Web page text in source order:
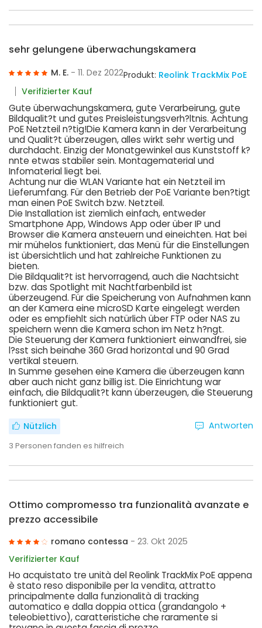
sehr gelungene überwachungskamera
M. E. - 11. Dez 2022Produkt: Reolink TrackMix PoE
Verifizierter Kauf
Gute überwachungskamera, gute Verarbeirung, gute
Bildqualit?t und gutes Preisleistungsverh?ltnis. Achtung
PoE Netzteil n?tig!Die Kamera kann in der Verarbeitung
und Qualit?t überzeugen, alles wirkt sehr wertig und
durchdacht. Einzig der Monatgewinkel aus Kunststoff k?
nnte etwas stabiler sein. Montagematerial und
Infomaterial liegt bei.
Achtung nur die WLAN Variante hat ein Netzteil im
Lieferumfang. Für den Betrieb der PoE Variante ben?tigt
man einen PoE Switch bzw. Netzteil.
Die Installation ist ziemlich einfach, entweder
Smartphone App, Windows App oder über IP und
Browser die Kamera ansteuern und eineichten. Hat bei
mir mühelos funktioniert, das Menü für die Einstellungen
ist übersichtlich und hat zahlreiche Funktionen zu
bieten.
Die Bildqualit?t ist hervorragend, auch die Nachtsicht
bzw. das Spotlight mit Nachtfarbenbild ist
überzeugend. Für die Speicherung von Aufnahmen kann
an der Kamera eine microSD Karte eingelegt werden
oder es empfiehlt sich natürlich über FTP oder NAS zu
speichern wenn die Kamera schon im Netz h?ngt.
Die Steuerung der Kamera funktioniert einwandfrei, sie
l?sst sich beinahe 360 Grad horizontal und 90 Grad
vertikal steuern.
In Summe gesehen eine Kamera die überzeugen kann
aber auch nicht ganz billig ist. Die Einrichtung war
einfach, die Bildqualit?t kann überzeugen, die Steuerung
funktioniert gut.
Nützlich
3 Personen fanden es hilfreich
Antworten
Ottimo compromesso tra funzionalità avanzate e
prezzo accessibile
romano contessa - 23. Okt 2025
Verifizierter Kauf
Ho acquistato tre unità del Reolink TrackMix PoE appena
è stato reso disponibile per la vendita, attratto
principalmente dalla funzionalità di tracking
automatico e dalla doppia ottica (grandangolo +
teleobiettivo), caratteristiche che raramente si